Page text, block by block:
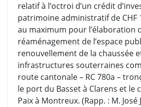
relatif à l’octroi d’un crédit
patrimoine administratif de CHF
au maximum pour l’élaboration
réaménagement de l’espace
renouvellement de la chaussée
infrastructures souterraines
route cantonale – RC 780a –
le port du Basset à Clarens et le
Paix à Montreux. (Rapp. : M. José